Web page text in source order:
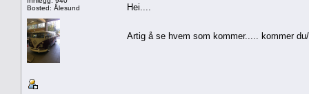
Bosted: Ålesund
Hei....
Artig å se hvem som kommer..... kommer